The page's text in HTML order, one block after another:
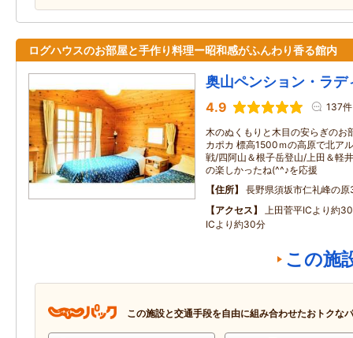
ログハウスのお部屋と手作り料理ー昭和感がふんわり香る館内
奥山ペンション・ラデ
4.9 137件
木のぬくもりと木目の安らぎのお
カポカ 標高1500ｍの高原で北ア
戦/四阿山＆根子岳登山/上田＆軽
の楽しかったね(^^♪を応援
住所
長野県須坂市仁礼峰の
アクセス
上田菅平ICより約
ICより約30分
この施
この施設と交通手段を自由に組み合わせたおトクな